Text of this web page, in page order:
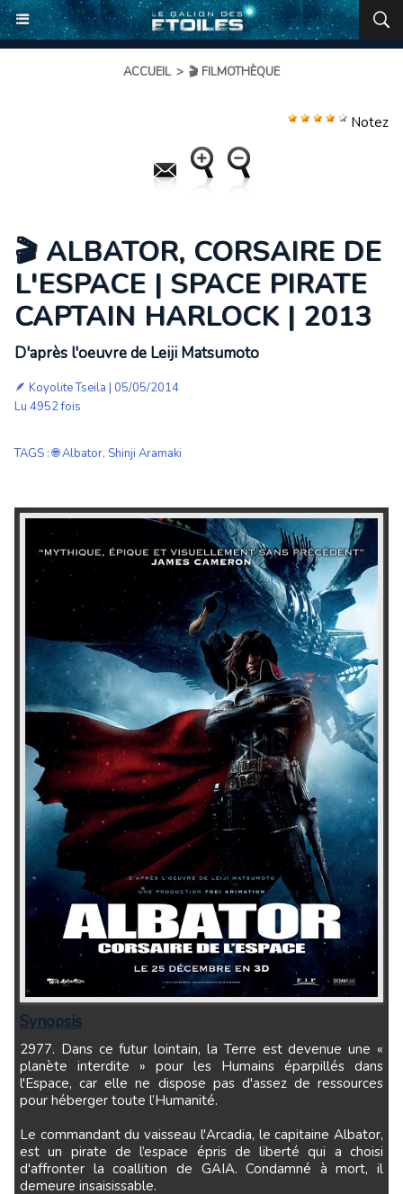
ACCUEIL > 🎬 FILMOTHÈQUE
Notez
🎬 ALBATOR, CORSAIRE DE
L'ESPACE | SPACE PIRATE
CAPTAIN HARLOCK | 2013
D'après l'oeuvre de Leiji Matsumoto
🪶 Koyolite Tseila | 05/05/2014
Lu 4952 fois
TAGS :🌐 Albator, Shinji Aramaki
Synopsis
2977. Dans ce futur lointain, la Terre est devenue une «
planète interdite » pour les Humains éparpillés dans
l'Espace, car elle ne dispose pas d'assez de ressources
pour héberger toute l’Humanité.
Le commandant du vaisseau l'Arcadia, le capitaine Albator,
est un pirate de l’espace épris de liberté qui a choisi
d'affronter la coallition de GAIA. Condamné à mort, il
demeure insaisissable.